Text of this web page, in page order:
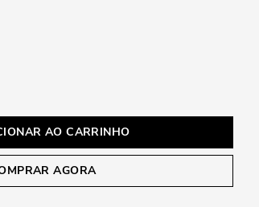
AO CARRINHO
AGORA